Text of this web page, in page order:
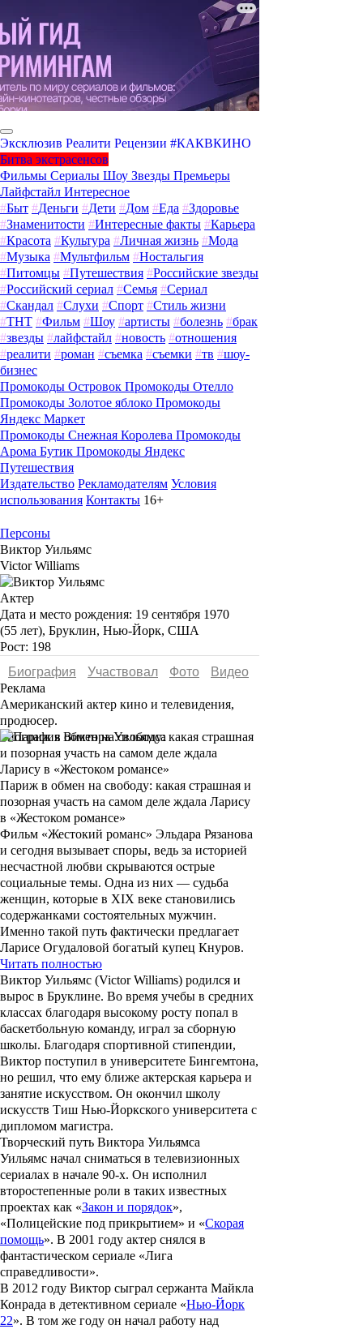
Эксклюзив Реалити Рецензии #КАКВКИНО
Битва экстрасенсов
Фильмы Сериалы Шоу Звезды Премьеры
Лайфстайл Интересное
#Быт #Деньги #Дети #Дом #Еда #Здоровье
#Знаменитости #Интересные факты #Карьера
#Красота #Культура #Личная жизнь #Мода
#Музыка #Мультфильм #Ностальгия
#Питомцы #Путешествия #Российские звезды
#Российский сериал #Семья #Сериал
#Скандал #Слухи #Спорт #Стиль жизни
#ТНТ #Фильм #Шоу #артисты #болезнь #брак
#звезды #лайфстайл #новость #отношения
#реалити #роман #съемка #съемки #тв #шоу-
бизнес
Промокоды Островок Промокоды Отелло
Промокоды Золотое яблоко Промокоды
Яндекс Маркет
Промокоды Снежная Королева Промокоды
Арома Бутик Промокоды Яндекс
Путешествия
Издательство Рекламодателям Условия
использования Контакты 16+
Персоны
Виктор Уильямс
Victor Williams
Актер
Дата и место рождения: 19 сентября 1970
(55 лет), Бруклин, Нью-Йорк, США
Рост: 198
Биография
Участвовал Фото
Видеo
Реклама
Американский актер кино и телевидения,
продюсер.
Биография Виктора Уильямса
Париж в обмен на свободу: какая страшная и
позорная участь на самом деле ждала Ларису
в «Жестоком романсе»
Фильм «Жестокий романс» Эльдара Рязанова
и сегодня вызывает споры, ведь за историей
несчастной любви скрываются острые
социальные темы. Одна из них — судьба
женщин, которые в XIX веке становились
содержанками состоятельных мужчин.
Именно такой путь фактически предлагает
Ларисе Огудаловой богатый купец Кнуров.
Читать полностью
Виктор Уильямс (Victor Williams) родился и
вырос в Бруклине. Во время учебы в средних
классах благодаря высокому росту попал в
баскетбольную команду, играл за сборную
школы. Благодаря спортивной стипендии,
Виктор поступил в университете Бингемтона,
но решил, что ему ближе актерская карьера и
занятие искусством. Он окончил школу
искусств Тиш Нью-Йоркского университета с
дипломом магистра.
Творческий путь Виктора Уильямса
Уильямс начал сниматься в телевизионных
сериалах в начале 90-х. Он исполнил
второстепенные роли в таких известных
проектах как «Закон и порядок»,
«Полицейские под прикрытием» и «Скорая
помощь». В 2001 году актер снялся в
фантастическом сериале «Лига
справедливости».
В 2012 году Виктор сыграл сержанта Майкла
Конрада в детективном сериале «Нью-Йорк
22». В том же году он начал работу над